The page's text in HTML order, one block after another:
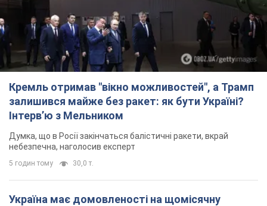
Кремль отримав "вікно можливостей", а Трамп
залишився майже без ракет: як бути Україні?
Інтерв’ю з Мельником
Думка, що в Росії закінчаться балістичні ракети, вкрай
небезпечна, наголосив експерт
5 годин тому 30,0 т.
Україна має домовленості на щомісячну